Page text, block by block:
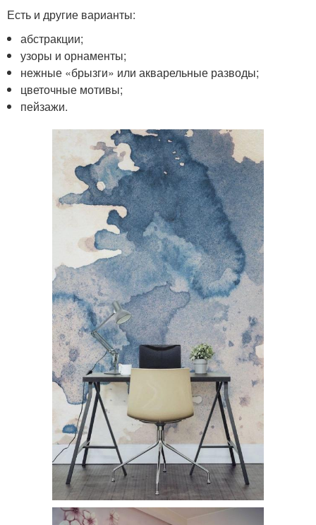
Есть и другие варианты:
абстракции;
узоры и орнаменты;
нежные «брызги» или акварельные разводы;
цветочные мотивы;
пейзажи.